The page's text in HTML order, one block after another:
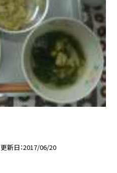
更新日 2017/06/20